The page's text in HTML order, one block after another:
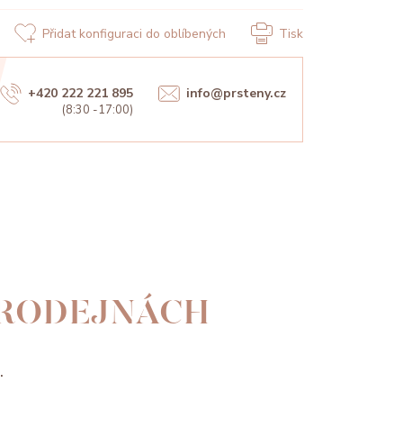
Přidat konfiguraci do oblíbených Tisk
+420 222 221 895
(8:30 -17:00)
info@prsteny.cz